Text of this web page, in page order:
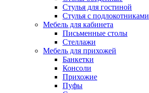
Стулья для гостиной
Стулья с подлокотниками
Мебель для кабинета
Письменные столы
Стеллажи
Мебель для прихожей
Банкетки
Консоли
Прихожие
Пуфы